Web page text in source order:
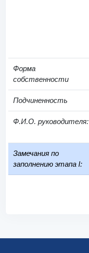
Форма
собственности
Подчиненность
Ф.И.О. руководителя:
Замечания по
заполнению этапа I: